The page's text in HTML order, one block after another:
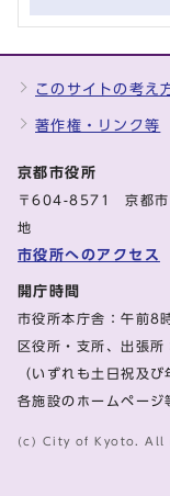
このサイトの考え
著作権・リンク等
京都市役所
〒604-8571 京都市
地
市役所へのアクセス
開庁時間
市役所本庁舎：午前
区役所・支所、出張
（いずれも土日祝及
各施設のホームページ
(c) City of Kyoto. All